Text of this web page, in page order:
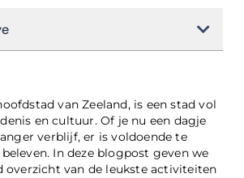
van Zeeland, is een stad vol
en cultuur. Of je nu een dagje
verblijf, er is voldoende te
In deze blogpost geven we
overzicht van de leukste activiteiten